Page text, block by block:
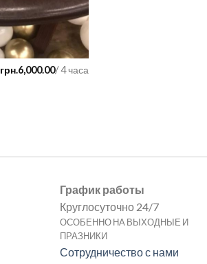
грн.6,000.00/ 4 часа
График работы
Круглосуточно 24/7
ОСОБЕННО НА ВЫХОДНЫЕ И
ПРАЗНИКИ
Сотрудничество с нами